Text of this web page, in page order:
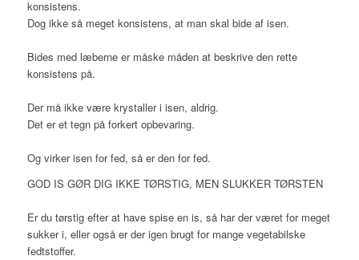
konsistens.
Dog ikke så meget konsistens, at man skal bide af isen.
Bides med læberne er måske måden at beskrive den rette
konsistens på.
Der må ikke være krystaller i isen, aldrig.
Det er et tegn på forkert opbevaring.
Og virker isen for fed, så er den for fed.
GOD IS GØR DIG IKKE TØRSTIG, MEN SLUKKER TØRSTEN
Er du tørstig efter at have spise en is, så har der været for meget
sukker i, eller også er der igen brugt for mange vegetabilske
fedtstoffer.